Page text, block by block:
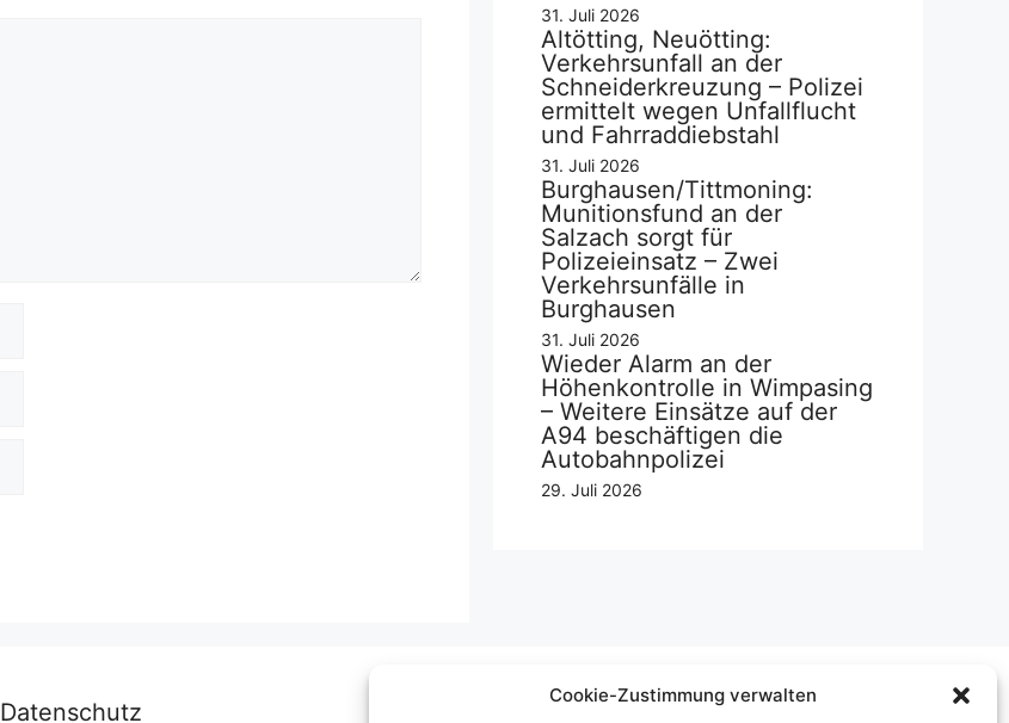
Cookie-Zustimmung verwalten
31. Juli 2026
Altötting, Neuötting:
Verkehrsunfall an der
Schneiderkreuzung – Polizei
ermittelt wegen Unfallflucht
und Fahrraddiebstahl
31. Juli 2026
Burghausen/Tittmoning:
Munitionsfund an der
Salzach sorgt für
Polizeieinsatz – Zwei
Verkehrsunfälle in
Burghausen
31. Juli 2026
Wieder Alarm an der
Höhenkontrolle in Wimpasing
– Weitere Einsätze auf der
A94 beschäftigen die
Autobahnpolizei
29. Juli 2026
Datenschutz